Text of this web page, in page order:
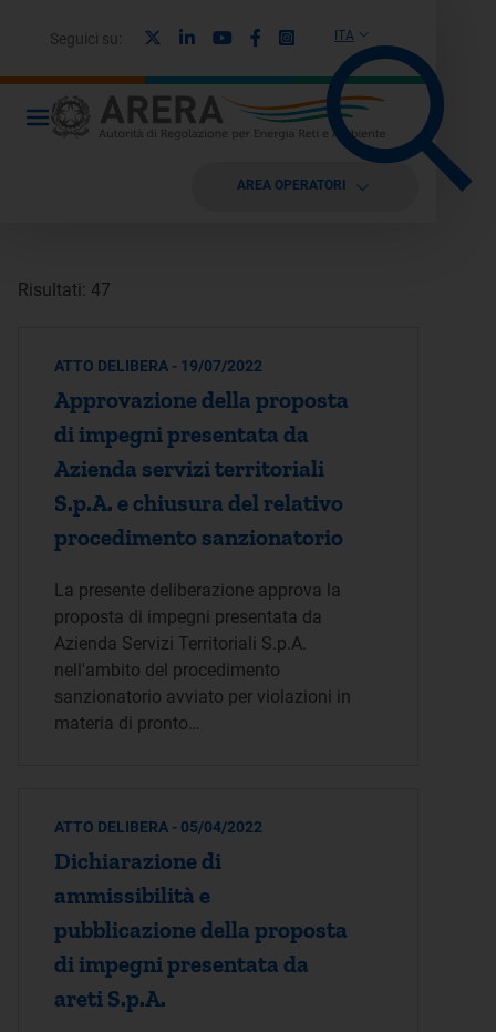
ITA
Seguici su: LinkedinYoutubeFacebook
Instagram
AREA OPERATORI
Risultati: 47
ATTO DELIBERA - 19/07/2022
Approvazione della proposta
di impegni presentata da
Azienda servizi territoriali
S.p.A. e chiusura del relativo
procedimento sanzionatorio
La presente deliberazione approva la
proposta di impegni presentata da
Azienda Servizi Territoriali S.p.A.
nell'ambito del procedimento
sanzionatorio avviato per violazioni in
materia di pronto…
ATTO DELIBERA - 05/04/2022
Dichiarazione di
ammissibilità e
pubblicazione della proposta
di impegni presentata da
areti S.p.A.